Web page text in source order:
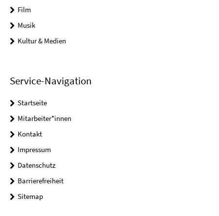
Film
Musik
Kultur & Medien
Service-Navigation
Startseite
Mitarbeiter*innen
Kontakt
Impressum
Datenschutz
Barrierefreiheit
Sitemap